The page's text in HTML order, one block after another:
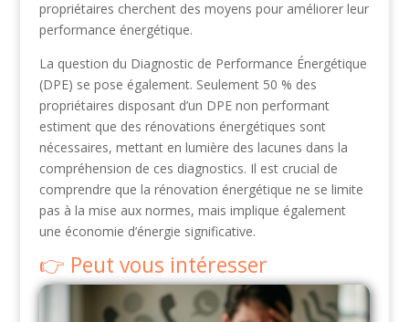
propriétaires cherchent des moyens pour améliorer leur
performance énergétique.
La question du Diagnostic de Performance Énergétique
(DPE) se pose également. Seulement 50 % des
propriétaires disposant d’un DPE non performant
estiment que des rénovations énergétiques sont
nécessaires, mettant en lumière des lacunes dans la
compréhension de ces diagnostics. Il est crucial de
comprendre que la rénovation énergétique ne se limite
pas à la mise aux normes, mais implique également
une économie d’énergie significative.
Peut vous intéresser